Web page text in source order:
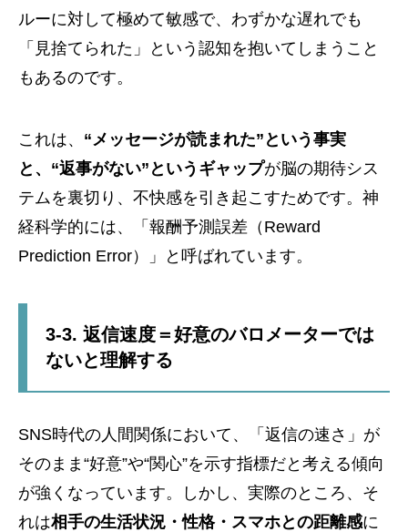
ルーに対して極めて敏感で、わずかな遅れでも
「見捨てられた」という認知を抱いてしまうこと
もあるのです。
これは、 “メッセージが読まれた”という事実
と、“返事がない”というギャップが脳の期待シス
テムを裏切り、不快感を引き起こすためです。神
経科学的には、「報酬予測誤差（Reward
Prediction Error）」と呼ばれています。
3-3. 返信速度＝好意のバロメーターでは
ないと理解する
SNS時代の人間関係において、「返信の速さ」が
そのまま“好意”や“関心”を示す指標だと考える傾向
が強くなっています。しかし、実際のところ、そ
れは相手の生活状況・性格・スマホとの距離感に